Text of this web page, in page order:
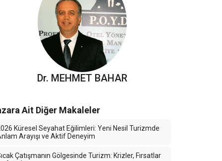
Dr. MEHMET BAHAR
Ait Diğer Makaleler
Küresel Seyahat Eğilimleri: Yeni Nesil Turizmde
Arayışı ve Aktif Deneyim
Çatışmanın Gölgesinde Turizm: Krizler, Fırsatlar